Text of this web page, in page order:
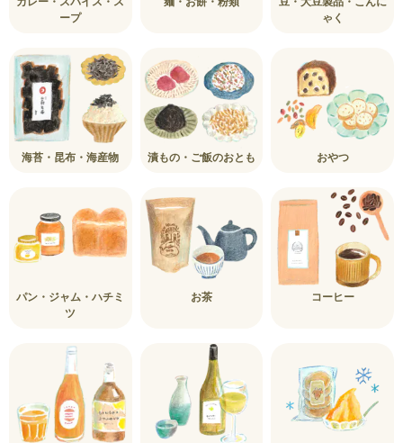
ープ
ゃく
海苔・昆布・海産物 漬もの・ご飯のおとも おやつ
パン・ジャム・ハチミ
ツ
お茶 コーヒー